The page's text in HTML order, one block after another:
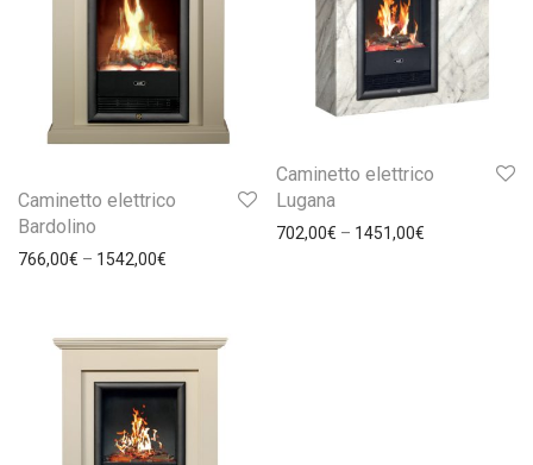
Caminetto elettrico
Bardolino
766,00€ – 1542,00€
Caminetto elettrico
Lugana
702,00€ – 1451,00€